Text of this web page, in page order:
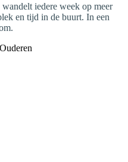
iedere week op meer
en tijd in de buurt. In een
Ouderen